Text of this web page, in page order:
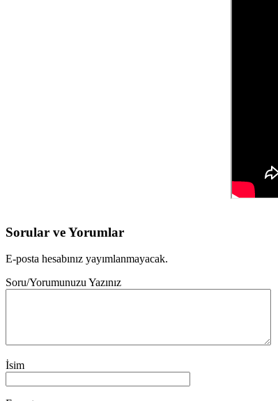
Sorular ve Yorumlar
E-posta hesabınız yayımlanmayacak.
Soru/Yorumunuzu Yazınız
İsim